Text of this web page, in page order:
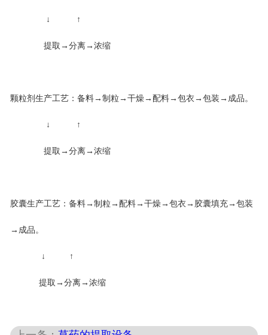
↓ ↑
提取→分离→浓缩
颗粒剂生产工艺：备料→制粒→干燥→配料→包衣→包装→成品。
↓ ↑
提取→分离→浓缩
胶囊生产工艺：备料→制粒→配料→干燥→包衣→胶囊填充→包装
→成品。
↓ ↑
提取→分离→浓缩